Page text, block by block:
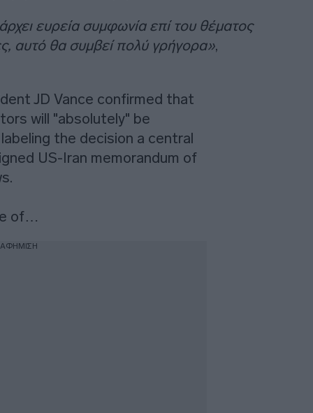
ευρεία συμφωνία επί του θέματος
αυτό θα συμβεί πολύ γρήγορα»,
JD Vance confirmed that
will "absolutely" be
the decision a central
US-Iran memorandum of
of…